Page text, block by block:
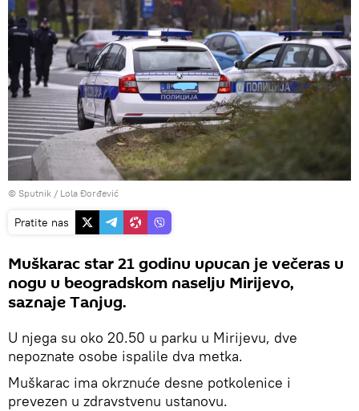
© Sputnik / Lola Đorđević
Pratite nas
Muškarac star 21 godinu upucan je večeras u
nogu u beogradskom naselju Mirijevo,
saznaje Tanjug.
U njega su oko 20.50 u parku u Mirijevu, dve
nepoznate osobe ispalile dva metka.
Muškarac ima okrznuće desne potkolenice i
prevezen u zdravstvenu ustanovu.